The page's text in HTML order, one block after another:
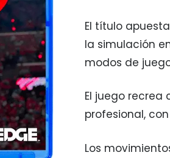
El título
la simulación
modos de
El juego
profesional,
Los